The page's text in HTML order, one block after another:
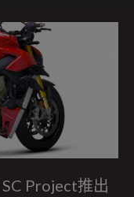
Project推出